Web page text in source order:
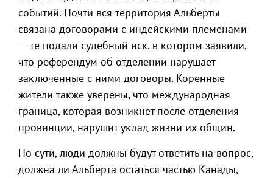
событий. Почти вся территория Альберты
связана договорами с индейскими племенами
— те подали судебный иск, в котором заявили,
что референдум об отделении нарушает
заключенные с ними договоры. Коренные
жители также уверены, что международная
граница, которая возникнет после отделения
провинции, нарушит уклад жизни их общин.
По сути, люди должны будут ответить на вопрос,
должна ли Альберта остаться частью Канады,